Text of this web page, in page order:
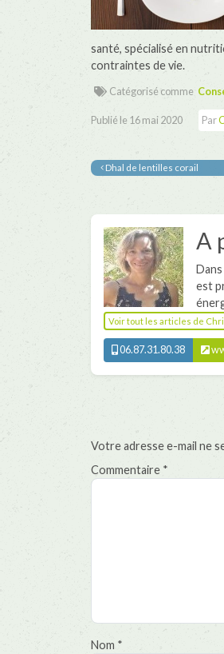
santé, spécialisé en
contraintes de vie.
Catégorisé comme
Publié le 16 mai 2020 Par
Dhal de lentilles corail
A
est
Voir tout les articles de
06.87.31.80.38
Votre adresse e-mail ne
Commentaire *
Nom *